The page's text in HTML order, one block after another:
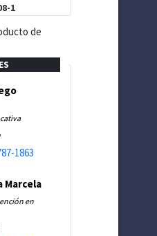
1
de
1863
Marcela
en